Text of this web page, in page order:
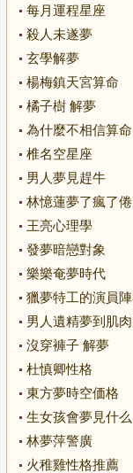
每月運程星座
殺人未遂夢
玄學解夢
楊梅鎮天宮算命
橘子樹 解夢
為什麼不相信算命
椎名空星座
男人夢見趕牛
林憶蓮夢了瘋了倦
王亮心理學
發夢暗戀對象
樂樂奄夢時代
獵夢特工的演員
男人遺精夢到肌
沒穿褲子 解夢
杜慎卿性格
東方夢時空価格
生女孩會夢見什么
林夢萍警廣
火稚雞性格推薦